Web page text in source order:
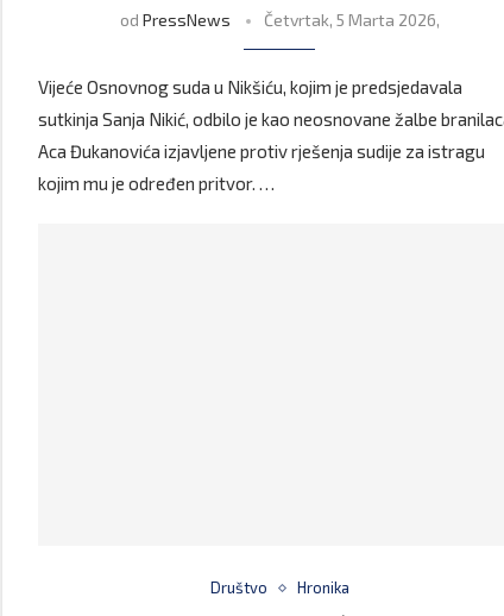
od PressNews Četvrtak, 5 Marta 2026,
Vijeće Osnovnog suda u Nikšiću, kojim je predsjedavala
sutkinja Sanja Nikić, odbilo je kao neosnovane žalbe
Aca Đukanovića izjavljene protiv rješenja sudije za istragu
kojim mu je određen pritvor. …
Društvo Hronika